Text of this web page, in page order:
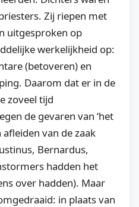
Zij riepen met
uitgesproken op
werkelijkheid op:
(betoveren) en
Daarom dat er in de
zoveel tijd
de gevaren van ‘het
afleiden van de zaak
Bernardus,
hadden het
over hadden). Maar
in plaats van